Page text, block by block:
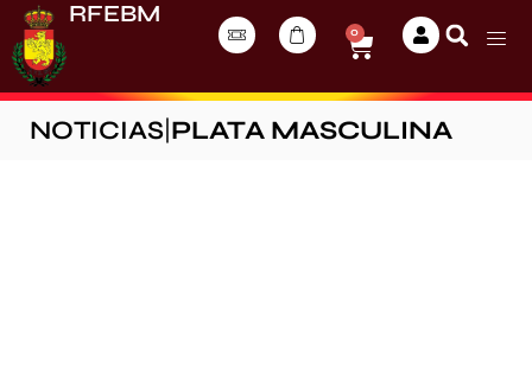
RFEBM
0
NOTICIAS PLATA MASCULINA